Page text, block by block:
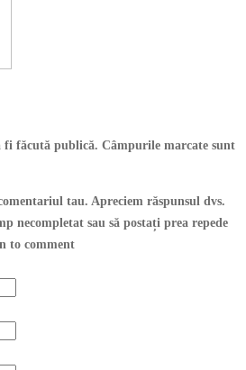
fi făcută publică. Câmpurile marcate sunt
tau. Apreciem răspunsul dvs.
necompletat sau să postați prea repede
to comment